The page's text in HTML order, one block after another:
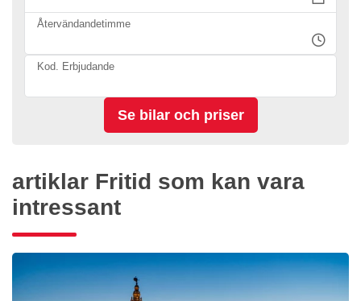
Återvändandetimme
Kod. Erbjudande
artiklar Fritid som kan vara
intressant